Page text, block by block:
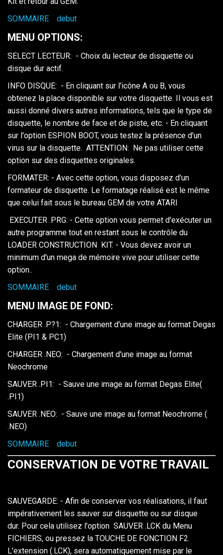
SOMMAIRE
debut
MENU OPTIONS:
SELECT LECTEUR: - Choix du lecteur de disquette ou
disque dur actif.
INFO DISQUE: - En cliquant sur l'icône A ou B, vous
obtenez la place disponible sur votre disquette. Il vous est
aussi donné divers autres informations, tels que le type de
disquette, le nombre de face et de piste, etc. - En cliquant
sur l'option ESPION BOOT, vous testez la présence d'un
virus sur la disquette. ATTENTION: Ne pas utiliser cette
option sur des disquettes originales.
FORMATER: - Avec cette option, vous disposez d'un
formateur de disquette. Le formatage réalisé est le même
que celui fait sous le bureau GEM de votre ATARI
EXECUTER .PRG: - Cette option vous permet d'exécuter un
autre programme tout en restant sous le contrôle du
LOADER CONSTRUCTION KIT. - Vous devez avoir un
minimum d'un mega de mémoire vive pour utiliser cette
option..
SOMMAIRE
debut
MENU IMAGE DE FOND:
CHARGER .P?1: - Chargement d'une image au format Degas
Elite (PI1 & PC1)
CHARGER .NEO: - Chargement d'une image au format
Neochrome
SAUVER .PI1: - Sauve une image au format Degas Elite(
.PI1)
SAUVER .NEO: - Sauve une image au format Neochrome (
.NEO)
SOMMAIRE
debut
CONSERVATION DE VOTRE TRAVAIL
SAUVEGARDE: - Afin de conserver vos réalisations, il faut
impérativement les sauver sur disquette ou sur disque
dur. Pour cela utilisez l'option SAUVER .LCK du Menu
FICHIERS, ou pressez la TOUCHE DE FONCTION F2.
L'extension (.LCK), sera automatiquement mise par le